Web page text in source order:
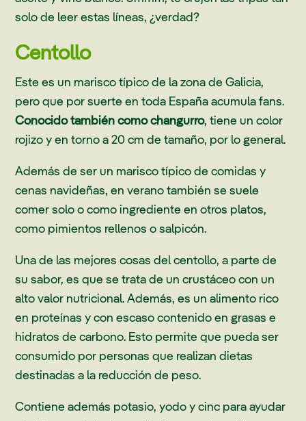
solo de leer estas líneas, ¿verdad?
Centollo
Este es un marisco típico de la zona de Galicia,
pero que por suerte en toda España acumula fans.
Conocido también como changurro, tiene un color
rojizo y en torno a 20 cm de tamaño, por lo general.
Además de ser un marisco típico de comidas y
cenas navideñas, en verano también se suele
comer solo o como ingrediente en otros platos,
como pimientos rellenos o salpicón.
Una de las mejores cosas del centollo, a parte de
su sabor, es que se trata de un crustáceo con un
alto valor nutricional. Además, es un alimento rico
en proteínas y con escaso contenido en grasas e
hidratos de carbono. Esto permite que pueda ser
consumido por personas que realizan dietas
destinadas a la reducción de peso.
Contiene además potasio, yodo y cinc para ayudar